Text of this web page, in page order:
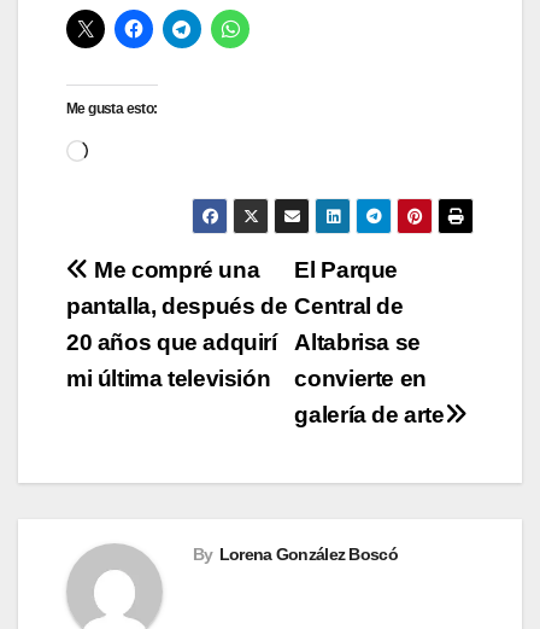
Me gusta esto:
Cargando...
Navegación
de
entradas
El Parque
Central de
Altabrisa se
convierte en
galería de arte
Me compré una
pantalla, después de
20 años que adquirí
mi última televisión
By Lorena González Boscó